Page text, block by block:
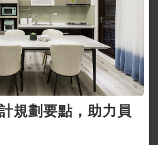
規劃要點，助力員